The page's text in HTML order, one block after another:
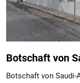
Botschaft von
Botschaft von Saudi-